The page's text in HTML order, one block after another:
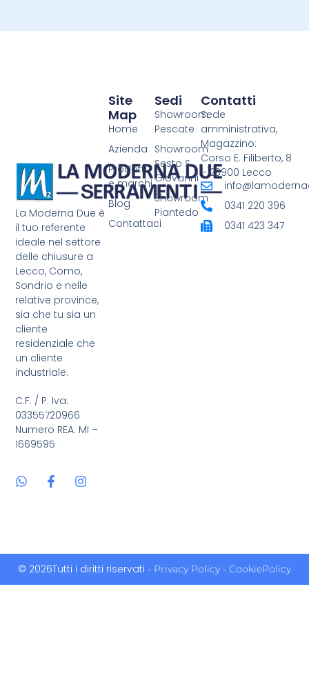
La Moderna Due è
il tuo referente
ideale nel settore
delle chiusure a
Lecco, Como,
Sondrio e nelle
relative province,
sia che tu sia un
cliente
residenziale che
un cliente
industriale.
C.F. / P. Iva:
03355720966
Numero REA: MI –
1669595
Sedi
Showroom
Pescate
Showroom
Sesto S.
Giovanni
Showroom
Piantedo
Site
Map
Home
Azienda
Prodotti
e marchi
Blog
Contattaci
Contatti
Sede
amministrativa,
Magazzino:
Corso E. Filiberto, 8
– 23900 Lecco
0341 220 396
0341 423 347
© 2026Tutti i diritti riservati - Privacy Policy - CookiePolicy